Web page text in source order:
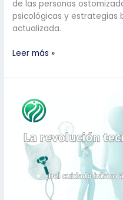
de las personas
psicológicas y estrategias
actualizada.
Apoyo
en
Adaptación
del
Ostomizado:
Conceptos
Clave
Estrategias
Leer más »